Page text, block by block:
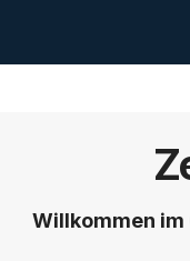
Willkommen im